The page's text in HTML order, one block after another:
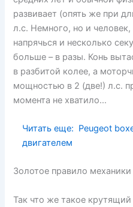
развивает (опять же при
л.с. Немного, но и
напрячься и несколько
больше – в разы. Конь
в разбитой колее, а
мощностью в 2 (две!) л.с.
момента не хватило…
Читать еще: Peugeot
двигателем
Золотое правило механики
Так что же такое